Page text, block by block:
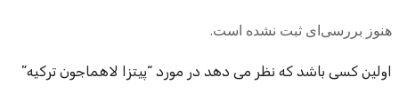
هنوز بررسی‌ای ثبت نشده است.
اولین کسی باشد که نظر می دهد در مورد “پیتزا لاهماجون ترکیه”